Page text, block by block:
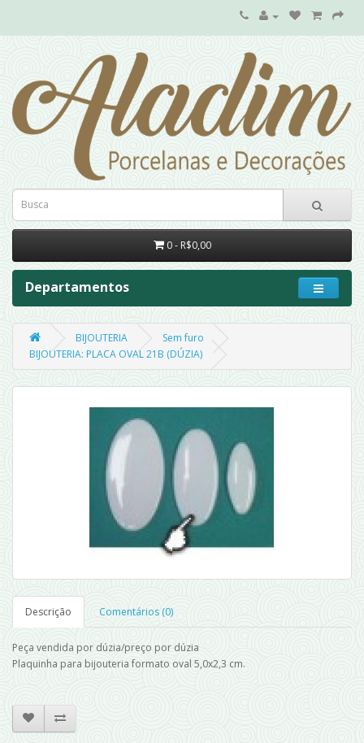
0 - R$0,00
Departamentos
BIJOUTERIA
Sem furo
BIJOUTERIA: PLACA OVAL 21B (DÚZIA)
Descrição Comentários (0)
Peça vendida por dúzia/preço por dúzia
Plaquinha para bijouteria formato oval 5,0x2,3 cm.